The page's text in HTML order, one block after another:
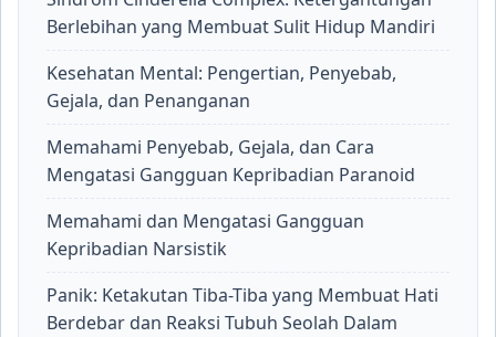
Berlebihan yang Membuat Sulit Hidup Mandiri
Kesehatan Mental: Pengertian, Penyebab,
Gejala, dan Penanganan
Memahami Penyebab, Gejala, dan Cara
Mengatasi Gangguan Kepribadian Paranoid
Memahami dan Mengatasi Gangguan
Kepribadian Narsistik
Panik: Ketakutan Tiba-Tiba yang Membuat Hati
Berdebar dan Reaksi Tubuh Seolah Dalam